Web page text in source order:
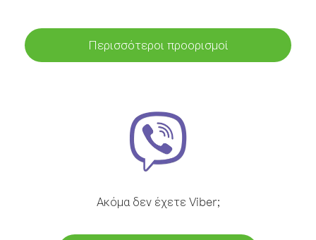
Περισσότεροι προορισμοί
Ακόμα δεν έχετε Viber;